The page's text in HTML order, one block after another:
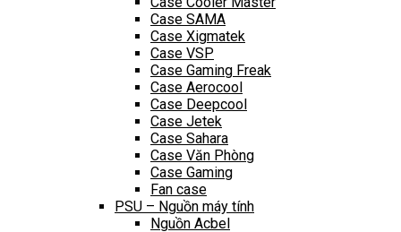
Case SAMA
Case Xigmatek
Case VSP
Case Gaming Freak
Case Aerocool
Case Deepcool
Case Jetek
Case Sahara
Case Văn Phòng
Case Gaming
Fan case
PSU – Nguồn máy tính
Nguồn Acbel